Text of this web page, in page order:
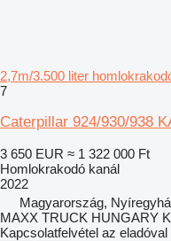
2,7m/3.500 liter
7
Caterpillar 924/930/938
3 650 EUR ≈ 1 322 000 Ft
Homlokrakodó kanál
2022
Magyarország,
MAXX TRUCK HUNGARY
Kapcsolatfelvétel az eladóval